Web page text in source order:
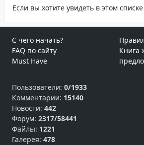
Если вы хотите увидеть в этом спиcке
С чего начать?
FAQ по сайту
Must Have
Книга
Пользователи: 0/1933
Комментарии: 15140
Новости: 442
Форум: 2317/58441
Файлы: 1221
Галерея: 478